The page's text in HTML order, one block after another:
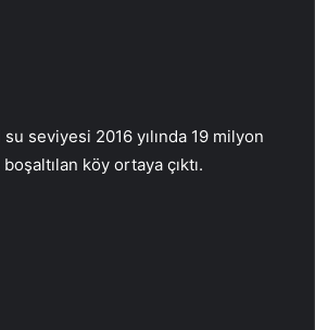
su seviyesi 2016 yılında 19 milyon
köy ortaya çıktı.